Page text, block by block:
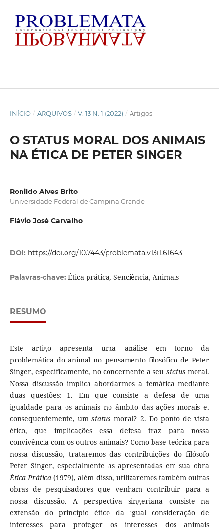
INÍCIO / ARQUIVOS / V. 13 N. 1 (2022) / Artigos
O STATUS MORAL DOS ANIMAIS
NA ÉTICA DE PETER SINGER
Ronildo Alves Brito
Universidade Federal de Campina Grande
Flávio José Carvalho
DOI: https://doi.org/10.7443/problemata.v13i1.61643
Palavras-chave: Ética prática, Senciência, Animais
RESUMO
Este artigo apresenta uma análise em torno da
problemática do animal no pensamento filosófico de Peter
Singer, especificamente, no concernente a seu status moral.
Nossa discussão implica abordarmos a temática mediante
duas questões: 1. Em que consiste a defesa de uma
igualdade para os animais no âmbito das ações morais e,
consequentemente, umstatus moral? 2. Do ponto de vista
ético, que implicações essa defesa traz para nossa
convivência com os outros animais? Como base teórica para
nossa discussão, trataremos das contribuições do filósofo
Peter Singer, especialmente as apresentadas em sua obra
Ética Prática (1979), além disso, utilizaremos também outras
obras de pesquisadores que venham contribuir para a
nossa discussão. A perspectiva singeriana consiste na
extensão do princípio ético da igual consideração de
interesses para proteger os interesses dos animais